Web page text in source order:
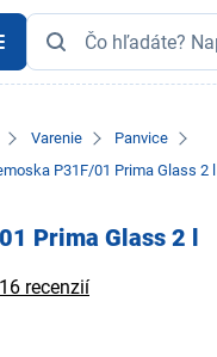
Varenie
Panvice
P31F/01 Prima Glass 2 l
Prima Glass 2 l
16 recenzií